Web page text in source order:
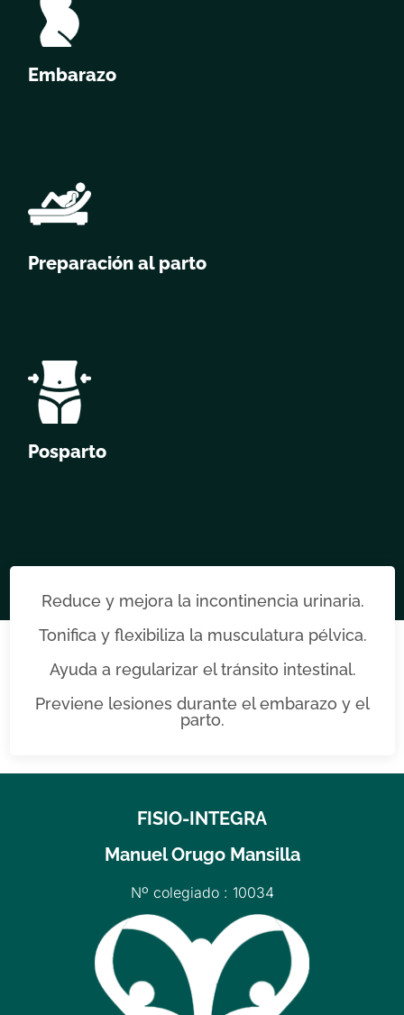
Embarazo
Preparación al parto
Posparto
Reduce y mejora la incontinencia urinaria.
Tonifica y flexibiliza la musculatura pélvica.
Ayuda a regularizar el tránsito intestinal.
Previene lesiones durante el embarazo y el
parto.
FISIO-INTEGRA
Manuel Orugo Mansilla
Nº colegiado : 10034